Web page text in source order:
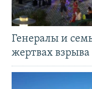
Генералы и
жертвах взрыва